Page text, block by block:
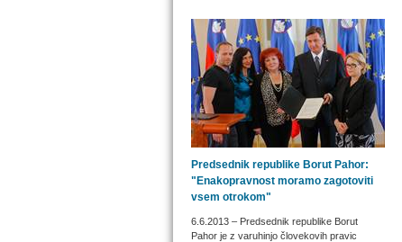
Predsednik republike Borut Pahor:
"Enakopravnost moramo zagotoviti
vsem otrokom"
6.6.2013 – Predsednik republike Borut
Pahor je z varuhinjo človekovih pravic